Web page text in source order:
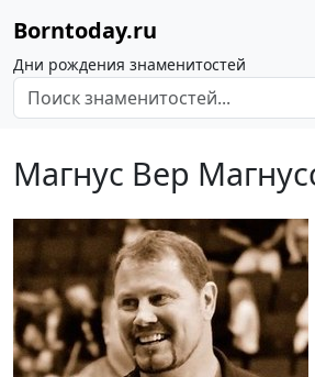
Borntoday.ru
Дни рождения знаменитостей
Магнус Вер